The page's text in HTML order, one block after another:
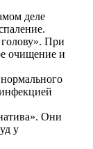
деле
При
очищение и
Они
у